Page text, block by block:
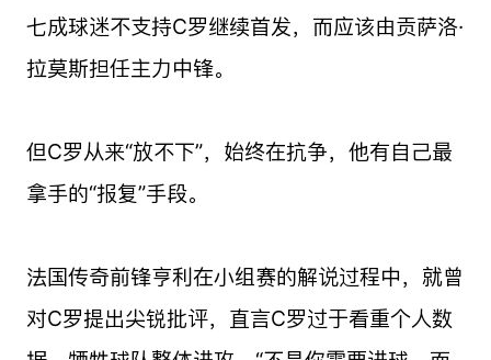
七成球迷不支持C罗继续首发，而应该由贡萨洛·
拉莫斯担任主力中锋。
但C罗从来“放不下”，始终在抗争，他有自己最
拿手的“报复”手段。
法国传奇前锋亨利在小组赛的解说过程中，就曾
对C罗提出尖锐批评，直言C罗过于看重个人数